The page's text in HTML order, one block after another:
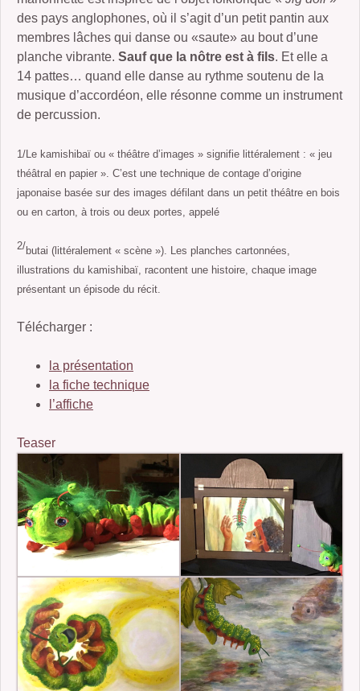
des pays anglophones, où il s’agit d’un petit pantin aux
membres lâches qui danse ou «saute» au bout d’une
planche vibrante. Sauf que la nôtre est à fils. Et elle a
14 pattes… quand elle danse au rythme soutenu de la
musique d’accordéon, elle résonne comme un instrument
de percussion.
1/Le kamishibaï ou « théâtre d’images » signifie littéralement : « jeu
théâtral en papier ». C’est une technique de contage d’origine
japonaise basée sur des images défilant dans un petit théâtre en bois
ou en carton, à trois ou deux portes, appelé
2/butai (littéralement « scène »). Les planches cartonnées,
illustrations du kamishibaï, racontent une histoire, chaque image
présentant un épisode du récit.
Télécharger :
la présentation
la fiche technique
l’affiche
Teaser